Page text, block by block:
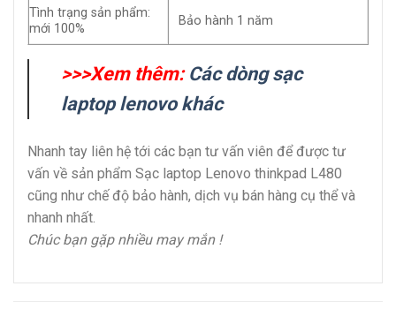
Tình trạng sản phẩm:
mới 100%
Bảo hành 1 năm
>>>Xem thêm: Các dòng sạc
laptop lenovo khác
Nhanh tay liên hệ tới các bạn tư vấn viên để được tư
vấn về sản phẩm Sạc laptop Lenovo thinkpad L480
cũng như chế độ bảo hành, dịch vụ bán hàng cụ thể và
nhanh nhất.
Chúc bạn gặp nhiều may mắn !